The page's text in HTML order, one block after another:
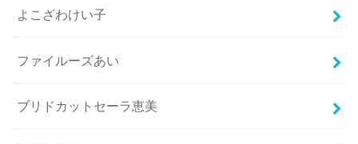
よこざわけい子
ファイルーズあい
ブリドカットセーラ恵美